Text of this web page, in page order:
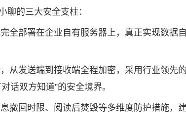
聊的三大安全支柱：
全部署在企业自有服务器上，真正实现数据
从发送端到接收端全程加密，采用行业领先
话双方知道”的安全境界。
撤回时限、阅读后焚毁等多维度防护措施，